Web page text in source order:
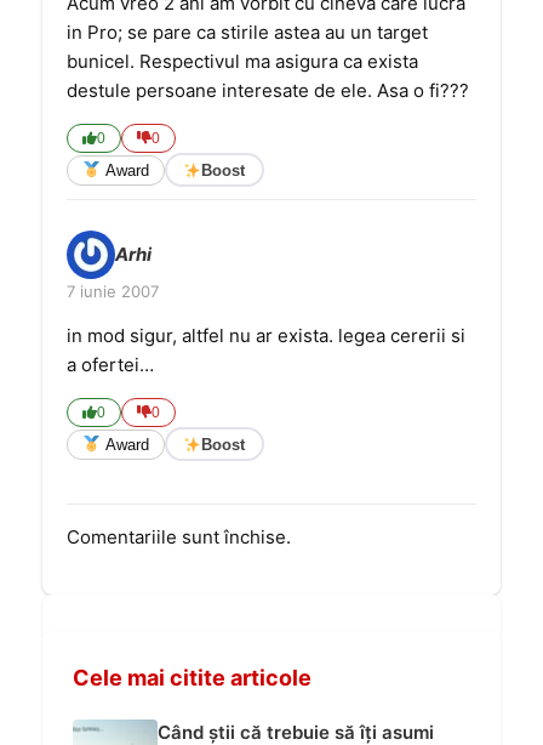
in Pro; se pare ca stirile astea au un target
bunicel. Respectivul ma asigura ca exista
destule persoane interesate de ele. Asa o fi???
0 0
Award Boost
Arhi
7 iunie 2007
in mod sigur, altfel nu ar exista. legea cererii si
a ofertei…
0 0
Award Boost
Comentariile sunt închise.
Cele mai citite articole
Când știi că trebuie să îți asumi